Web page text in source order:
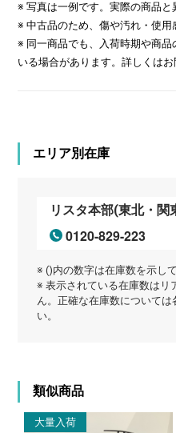
※ 写真は一例です。実際の商品と
※ 中古品のため、傷や汚れ・使用
※ 同一商品でも、入荷時期や商
いる場合があります。詳しくはお
エリア別在庫
リスタ本部(東北・関
0120-829-223
※ ()内の数字は在庫数を示して
※ 表示されている在庫数はリ
ん。正確な在庫数について
い。
類似商品
大量入荷